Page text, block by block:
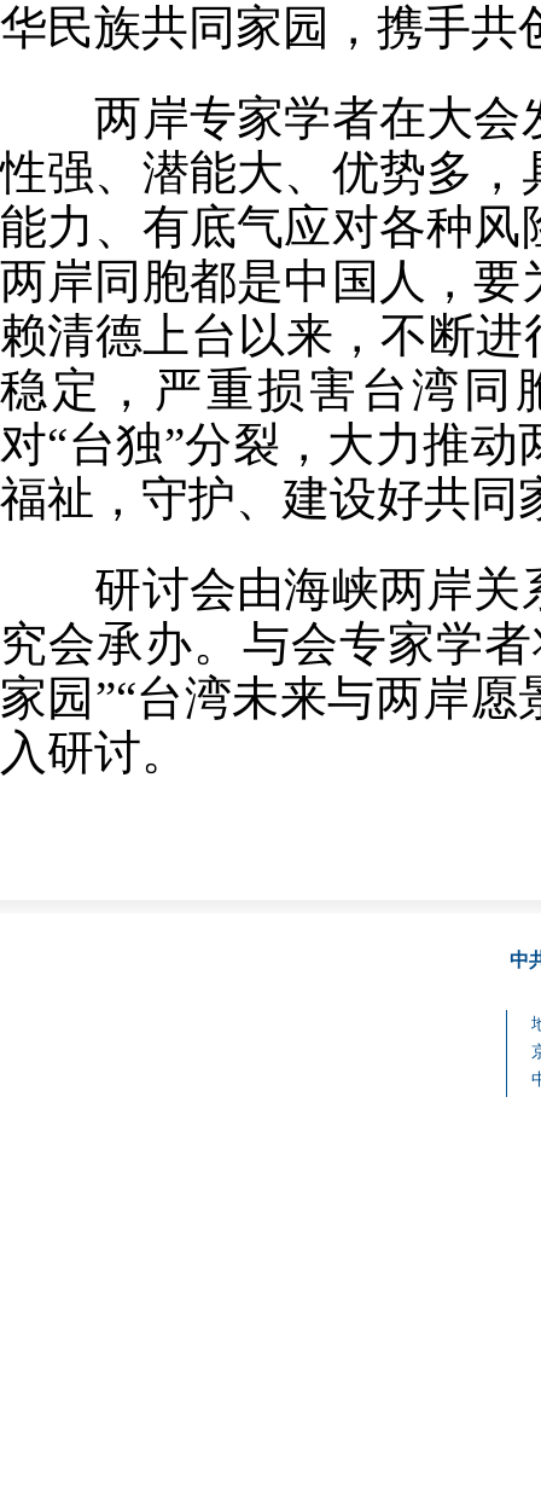
华民族共同家园，携手共
两岸专家学者在大会
性强、潜能大、优势多
能力、有底气应对各种
两岸同胞都是中国人，
赖清德上台以来，不断
稳定，严重损害台湾同
对“台独”分裂，大力推
福祉，守护、建设好共同
研讨会由海峡两岸关
究会承办。与会专家学
家园”“台湾未来与两岸愿
入研讨。
中